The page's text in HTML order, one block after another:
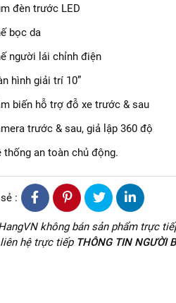
đèn trước LED​
bọc da​
người lái chỉnh điện​
hình giải trí 10”​
biến hỗ trợ đỗ xe trước & sau​
trước & sau, giả lập 360 độ
thống an toàn chủ động.​
:
không bán sản phẩm trực
hệ trực tiếp THÔNG TIN NGƯỜI